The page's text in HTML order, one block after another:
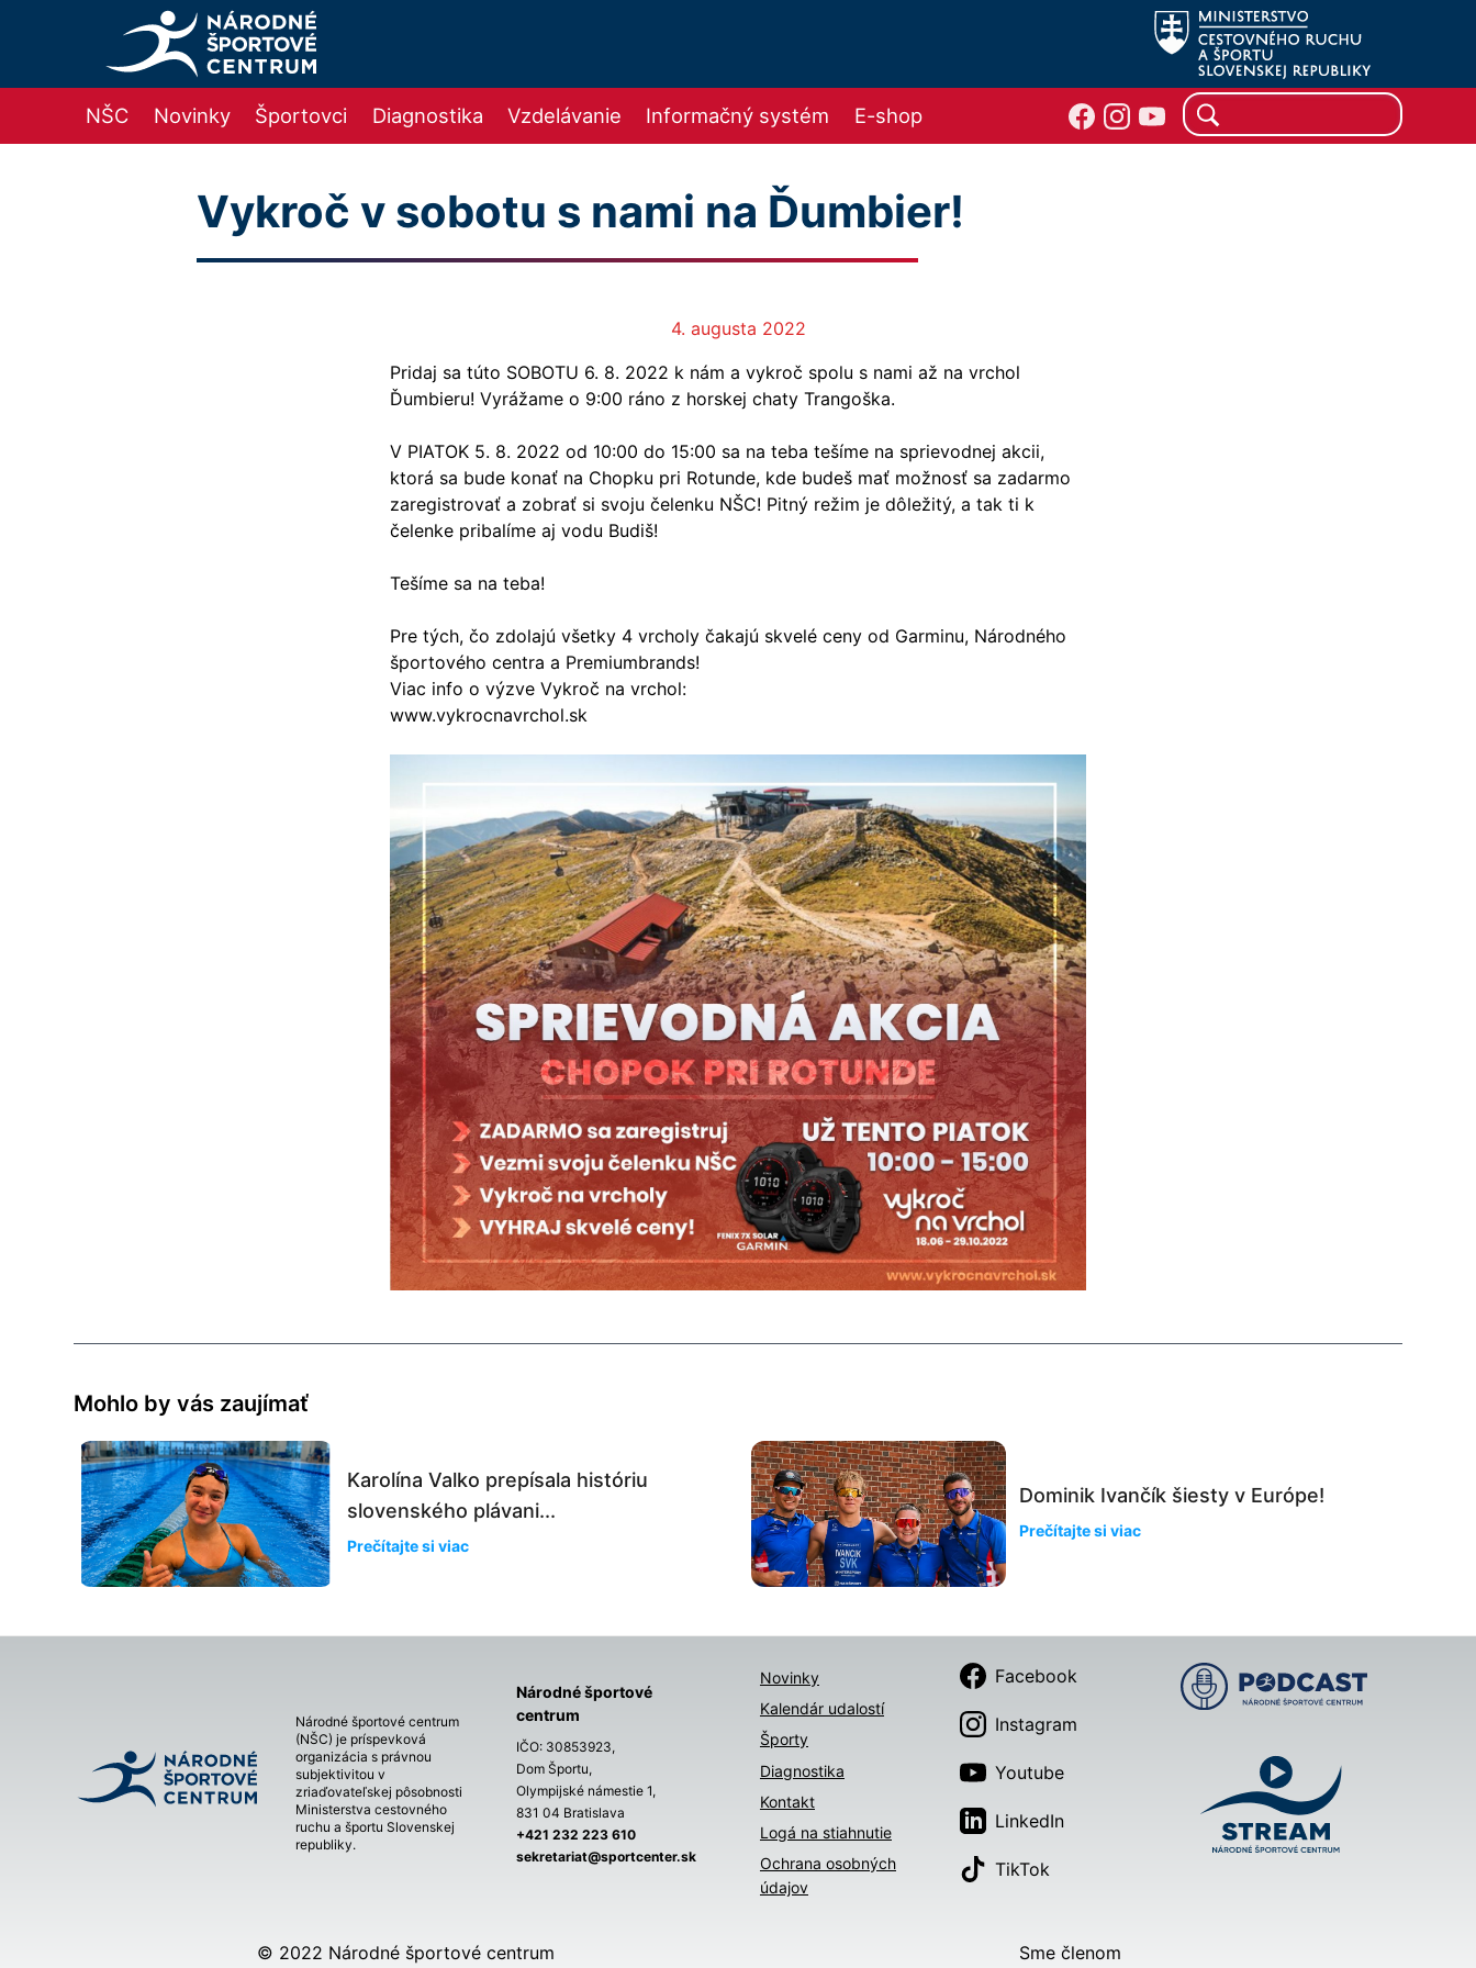
NŠC Novinky Športovci Diagnostika Vzdelávanie Informačný systém E-shop
Vykroč v sobotu s nami na Ďumbier!
4. augusta 2022
Pridaj sa túto SOBOTU 6. 8. 2022 k nám a vykroč spolu s nami až na vrchol
Ďumbieru! Vyrážame o 9:00 ráno z horskej chaty Trangoška.
V PIATOK 5. 8. 2022 od 10:00 do 15:00 sa na teba tešíme na sprievodnej akcii,
ktorá sa bude konať na Chopku pri Rotunde, kde budeš mať možnosť sa zadarmo
zaregistrovať a zobrať si svoju čelenku NŠC! Pitný režim je dôležitý, a tak ti k
čelenke pribalíme aj vodu Budiš!
Tešíme sa na teba!
Pre tých, čo zdolajú všetky 4 vrcholy čakajú skvelé ceny od Garminu, Národného
športového centra a Premiumbrands!
Viac info o výzve Vykroč na vrchol:
www.vykrocnavrchol.sk
Mohlo by vás zaujímať
Karolína Valko prepísala históriu
slovenského plávani...
Prečítajte si viac
Dominik Ivančík šiesty v Európe!
Prečítajte si viac
Národné športové centrum
(NŠC) je príspevková
organizácia s právnou
subjektivitou v
zriaďovateľskej pôsobnosti
Ministerstva cestovného
ruchu a športu Slovenskej
republiky.
Národné športové
centrum
IČO: 30853923,
Dom Športu,
Olympijské námestie 1,
831 04 Bratislava
+421 232 223 610
sekretariat@sportcenter.sk
Novinky
Kalendár udalostí
Športy
Diagnostika
Kontakt
Logá na stiahnutie
Ochrana osobných
údajov
Facebook
Instagram
Youtube
LinkedIn
TikTok
© 2022 Národné športové centrum
Sme členom